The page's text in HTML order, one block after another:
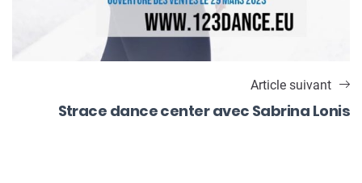
Article suivant
Strace dance center avec Sabrina Lonis